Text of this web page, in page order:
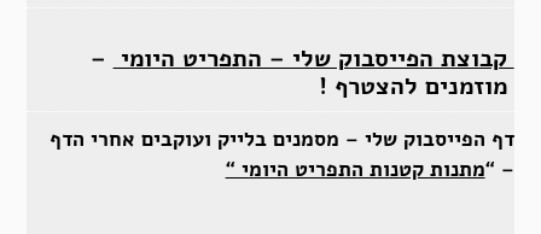
קבוצת הפייסבוק שלי – התפריט היומי –
מוזמנים להצטרף !
דף הפייסבוק שלי – מסמנים בלייק ועוקבים אחרי הדף
– “מתנות קטנות התפריט היומי “